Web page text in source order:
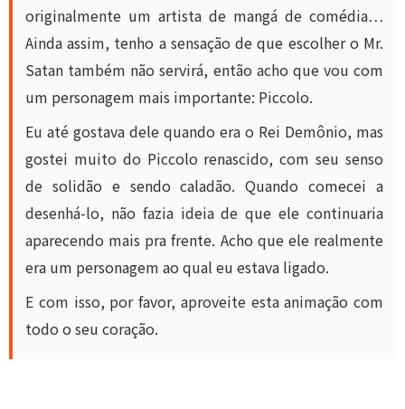
originalmente um artista de mangá de comédia…
Ainda assim, tenho a sensação de que escolher o Mr.
Satan também não servirá, então acho que vou com
um personagem mais importante: Piccolo.
Eu até gostava dele quando era o Rei Demônio, mas
gostei muito do Piccolo renascido, com seu senso
de solidão e sendo caladão. Quando comecei a
desenhá-lo, não fazia ideia de que ele continuaria
aparecendo mais pra frente. Acho que ele realmente
era um personagem ao qual eu estava ligado.
E com isso, por favor, aproveite esta animação com
todo o seu coração.